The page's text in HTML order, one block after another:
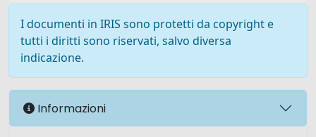
I documenti in IRIS sono protetti da copyright e
tutti i diritti sono riservati, salvo diversa
indicazione.
Informazioni